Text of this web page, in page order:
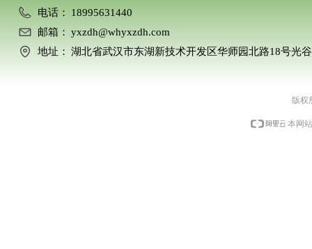
电话：
18995631440
邮箱： yxzdh@whyxzdh.com
地址： 湖北省武汉市东湖新技术开发区华师园北路18号光
版权
本网